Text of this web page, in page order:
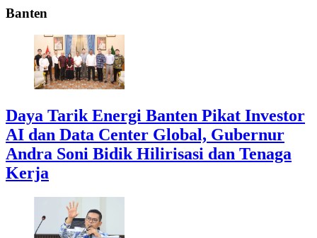
Banten
Daya Tarik Energi Banten Pikat Investor
AI dan Data Center Global, Gubernur
Andra Soni Bidik Hilirisasi dan Tenaga
Kerja